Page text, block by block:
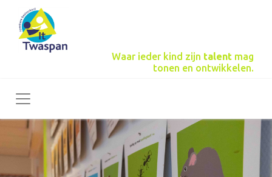
Waar ieder kind zijn talent mag
tonen en ontwikkelen.
Toggle navigation